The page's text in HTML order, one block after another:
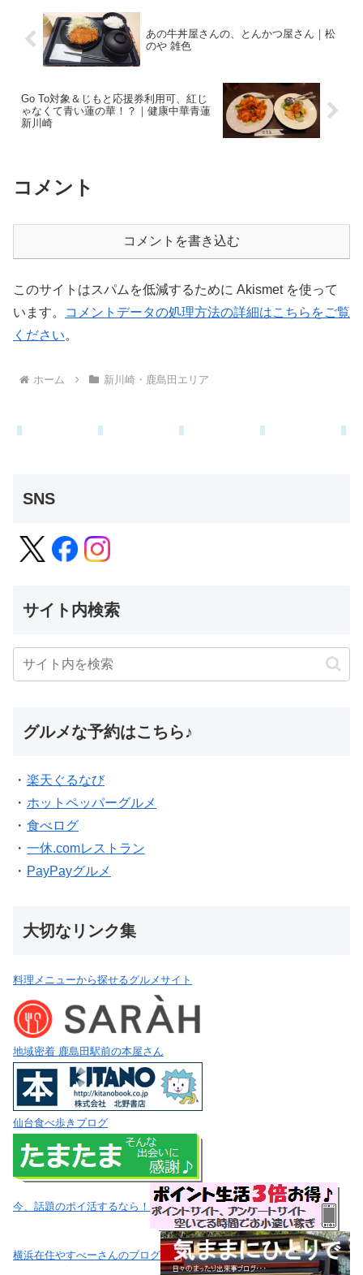
あの牛丼屋さんの、とんかつ屋さん｜松
のや 雑色
Go To対象＆じもと応援券利用可、紅じ
ゃなくて青い蓮の華！？｜健康中華青蓮
新川崎
コメント
コメントを書き込む
このサイトはスパムを低減するために Akismet を使って
います。
コメントデータの処理方法の詳細はこちらをご覧
ください。
ホーム 新川崎・鹿島田エリア
SNS
サイト内検索
グルメな予約はこちら♪
・ 楽天ぐるなび
・ ホットペッパーグルメ
・ 食べログ
・ 一休.comレストラン
・ PayPayグルメ
大切なリンク集
料理メニューから探せるグルメサイト
地域密着 鹿島田駅前の本屋さん
仙台食べ歩きブログ
今、話題のポイ活するなら！
横浜在住やすべーさんのブログ